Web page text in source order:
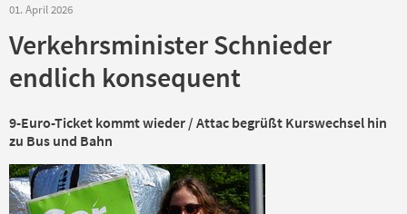
01. April 2026
Verkehrsminister Schnieder
endlich konsequent
9-Euro-Ticket kommt wieder / Attac begrüßt Kurswechsel hin
zu Bus und Bahn